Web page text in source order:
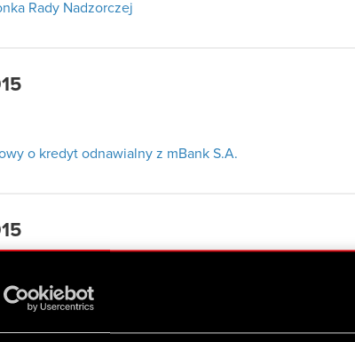
Rady Nadzorczej
o kredyt odnawialny z mBank S.A.
umowy ramowej dotyczącej transakcji terminowych i